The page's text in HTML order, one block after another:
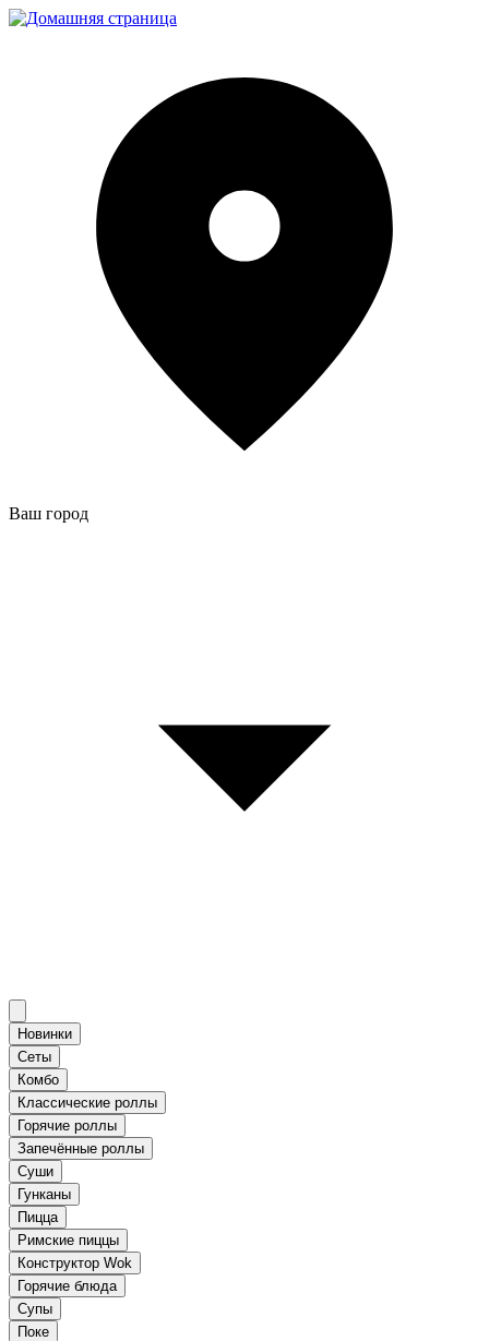
Ваш город
Новинки
Сеты
Комбо
Классические роллы
Горячие роллы
Запечённые роллы
Суши
Гунканы
Пицца
Римские пиццы
Конструктор Wok
Горячие блюда
Супы
Поке